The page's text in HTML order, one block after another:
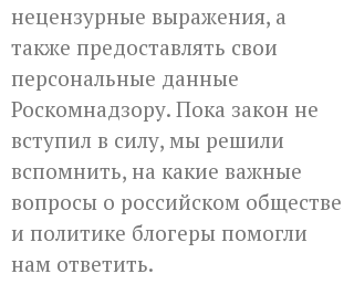
нецензурные выражения, а
также предоставлять свои
персональные данные
Роскомнадзору. Пока закон не
вступил в силу, мы решили
вспомнить, на какие важные
вопросы о российском обществе
и политике блогеры помогли
нам ответить.